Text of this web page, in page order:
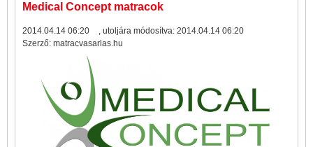
Medical Concept matracok
2014.04.14 06:20 , utoljára módosítva: 2014.04.14 06:20
Szerző: matracvasarlas.hu